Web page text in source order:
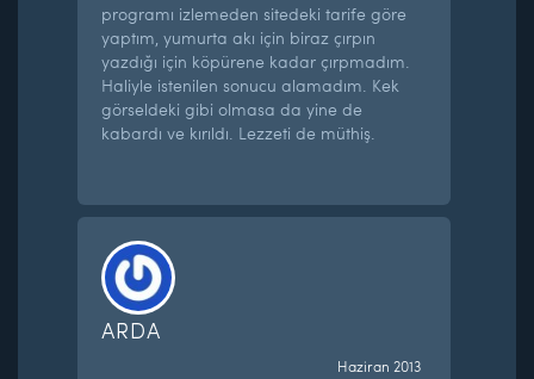
programı izlemeden sitedeki tarife göre
yaptım, yumurta akı için biraz çırpın
yazdığı için köpürene kadar çırpmadım.
Haliyle istenilen sonucu alamadım. Kek
görseldeki gibi olmasa da yine de
kabardı ve kırıldı. Lezzeti de müthiş.
ARDA
Haziran 2013